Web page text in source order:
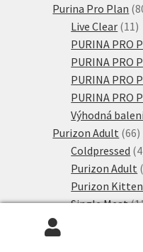
Purina Pro Plan
Live Clear 11 11
PURINA PRO
PURINA PRO
PURINA PRO
PURINA PRO
Výhodná
Purizon Adult 6666
Coldpressed 4
Purizon Adult
Purizon Kitten
Single Meat
Rosie's Farm